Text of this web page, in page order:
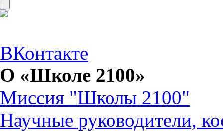
ВКонтакте
О «Школе 2100»
Миссия "Школы 2100"
Научные руководители,